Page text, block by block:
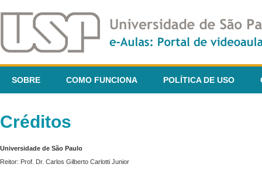
SOBRE COMO FUNCIONA POLÍTICA DE USO
Créditos
Universidade de São Paulo
Reitor: Prof. Dr. Carlos Gilberto Carlotti Junior